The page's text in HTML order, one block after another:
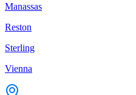
Manassas
Reston
Sterling
Vienna